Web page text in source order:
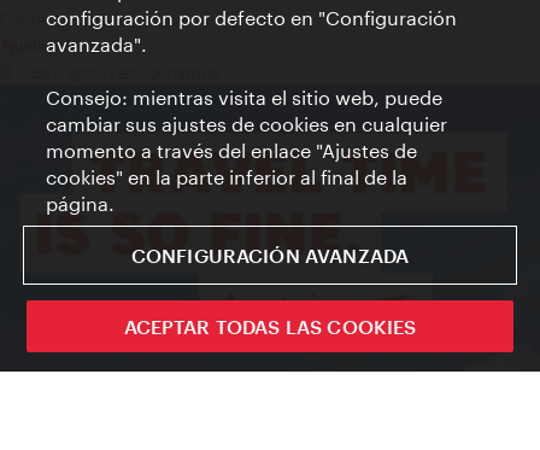
Contacto para la prensa
Ajustes de cookie
configuración por defecto en "Configuración
avanzada".
Consejo: mientras visita el sitio web, puede
cambiar sus ajustes de cookies en cualquier
momento a través del enlace "Ajustes de
cookies" en la parte inferior al final de la
página.
CONFIGURACIÓN AVANZADA
ACEPTAR TODAS LAS COOKIES